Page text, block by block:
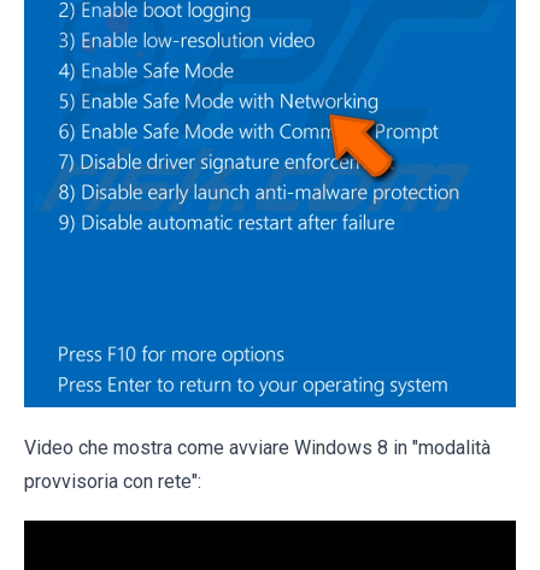
Video che mostra come avviare Windows 8 in "modalità
provvisoria con rete":